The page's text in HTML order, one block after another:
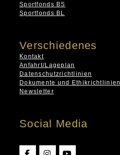
Sportfonds BS
Sportfonds BL
Verschiedenes
Kontakt
Anfahrt/Lageplan
Datenschutzrichtlinien
Dokumente und Ethikrichtlinien
Newsletter
Social Media